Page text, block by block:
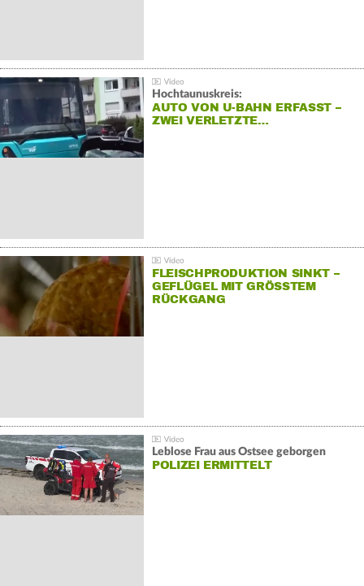
Hochtaunuskreis:
AUTO VON U-BAHN ERFASST –
ZWEI VERLETZTE…
FLEISCHPRODUKTION SINKT –
GEFLÜGEL MIT GRÖSSTEM R
ÜCKGANG
Leblose Frau aus Ostsee geborgen
POLIZEI ERMITTELT